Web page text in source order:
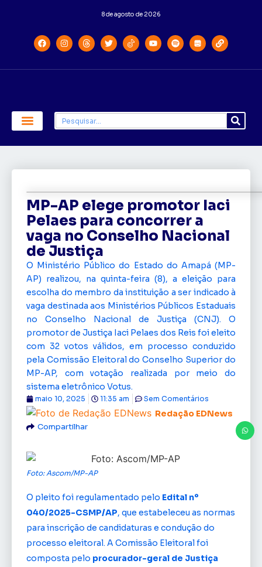
8 de agosto de 2026
MP-AP elege promotor Iaci
Pelaes para concorrer a
vaga no Conselho Nacional
de Justiça
O Ministério Público do Estado do Amapá (MP-
AP) realizou, na quinta-feira (8), a eleição para
escolha do membro da instituição a ser indicado à
vaga destinada aos Ministérios Públicos Estaduais
no Conselho Nacional de Justiça (CNJ). O
promotor de Justiça Iaci Pelaes dos Reis foi eleito
com 32 votos válidos, em processo conduzido
pela Comissão Eleitoral do Conselho Superior do
MP-AP, com votação realizada por meio do
sistema eletrônico Votus.
Redação EDNews
maio 10, 2025 11:35 am Sem Comentários
Compartilhar
Foto: Ascom/MP-AP
O pleito foi regulamentado pelo Edital nº
040/2025-CSMP/AP, que estabeleceu as normas
para inscrição de candidaturas e condução do
processo eleitoral. A Comissão Eleitoral foi
composta pelo procurador-geral de Justiça